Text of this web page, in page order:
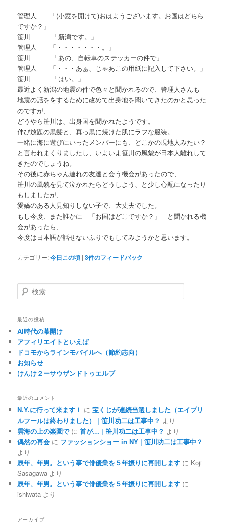
管理人 「(小窓を開けて)おはようございます。お国はどちら
ですか？」
笹川 「新潟です。」
管理人 「・・・・・・・。」
笹川 「あの、自転車のステッカーの件で」
管理人 「・・・あぁ、じゃあこの用紙に記入して下さい。」
笹川 「はい。」
最近よく新潟の地震の件で色々と聞かれるので、管理人さんも
地震の話ををするために改めて出身地を聞いてきたのかと思った
のですが、
どうやら笹川は、出身国を聞かれたようです。
伸び放題の黒髪と、真っ黒に焼けた肌にラフな服装。
一緒に海に遊びにいったメンバーにも、どこかの現地人みたい？
と言われまくりましたし、いよいよ笹川の風貌が日本人離れして
きたのでしょうね。
その後に赤ちゃん連れの友達と会う機会があったので、
笹川の風貌を見て泣かれたらどうしよう、と少し心配になったり
もしましたが、
愛嬌のある人見知りしない子で、大丈夫でした。
もし今度、また誰かに 「お国はどこですか？」 と聞かれる機
会があったら、
今度は日本語が話せないふりでもしてみようかと思います。
カテゴリー:今日この頃 |3件のフィードバック
検
索
最近の投稿
AI時代の幕開け
アフィリエイトといえば
ドコモからラインモバイルへ（節約志向）
お知らせ
けんけ２ーサウザンドトゥエルブ
最近のコメント
N.Y.に行って来ます！ に宝くじが連続当選しました（エイプリ
ルフールは終わりました） | 笹川功二は工事中？ より
雲海の上の楽園でに首が… | 笹川功二は工事中？ より
偶然の再会 に ファッションショー in NY | 笹川功二は工事中？
より
辰年、年男。という事で俳優業を５年振りに再開します に Koji
Sasagawa より
辰年、年男。という事で俳優業を５年振りに再開します に
ishiwata より
アーカイブ